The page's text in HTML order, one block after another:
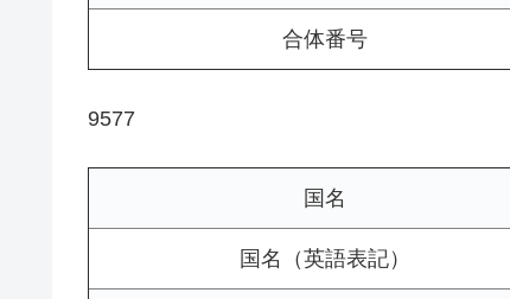
合体番号
9577
国名
国名（英語表記）